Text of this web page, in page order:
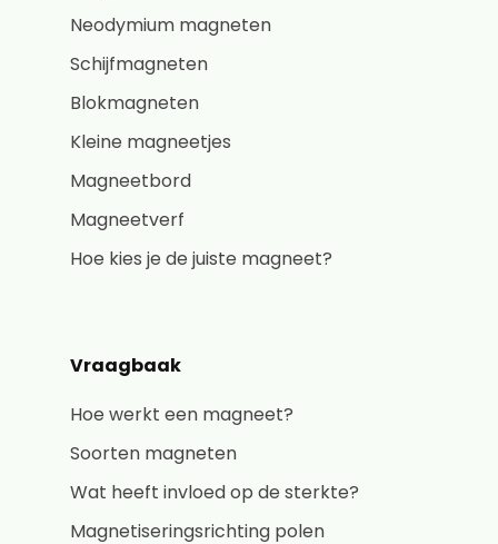
Neodymium magneten
Schijfmagneten
Blokmagneten
Kleine magneetjes
Magneetbord
Magneetverf
Hoe kies je de juiste magneet?
Vraagbaak
Hoe werkt een magneet?
Soorten magneten
Wat heeft invloed op de sterkte?
Magnetiseringsrichting polen